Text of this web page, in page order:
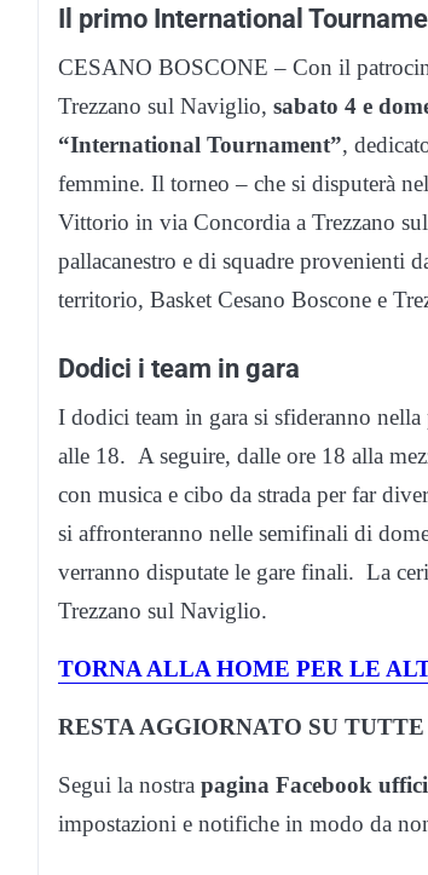
Il primo International
CESANO BOSCONE – Con il
Trezzano sul Naviglio, sabato 4 e
“International Tournament”,
femmine. Il torneo – che si disputerà
Vittorio in via Concordia a Trezzano
pallacanestro e di squadre provenienti
territorio, Basket Cesano Boscone e
Dodici i team in gara
I dodici team in gara si sfideranno
alle 18. A seguire, dalle ore 18 alla
con musica e cibo da strada per far
si affronteranno nelle semifinali di
verranno disputate le gare finali. La
Trezzano sul Naviglio.
TORNA ALLA HOME PER LE
RESTA AGGIORNATO SU
Segui la nostra pagina Facebook
impostazioni e notifiche in modo da